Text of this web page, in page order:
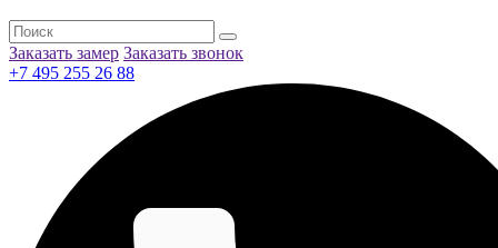
Заказать замер Заказать звонок
+7 495 255 26 88